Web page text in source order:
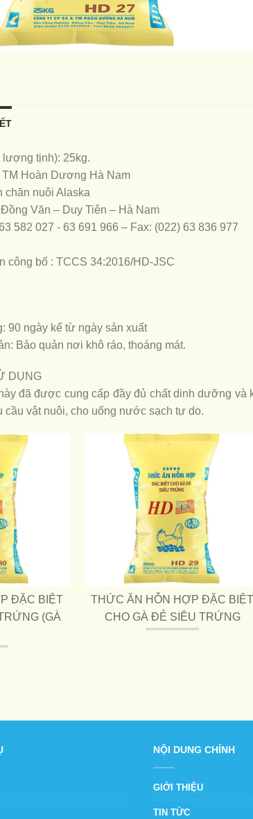
tịnh): 25kg.
Hoàn Dương Hà Nam
chăn nuôi Alaska
Văn – Duy Tiên – Hà Nam
582 027 - 63 691 966 – Fax: (022) 63 836 977
công bố : TCCS 34:2016/HD-JSC
90 ngày kể từ ngày sản xuất
Bảo quản nơi khô ráo, thoáng mát.
DỤNG
đã được cung cấp đầy đủ chất dinh dưỡng
cầu vật nuôi, cho uống nước sạch tự do.
ĐẶC BIỆT
(GÀ
THỨC ĂN HỖN HỢP ĐẶC BIỆT
CHO GÀ ĐẺ SIÊU TRỨNG
NỘI DUNG CHÍNH
GIỚI THIỆU
TIN TỨC